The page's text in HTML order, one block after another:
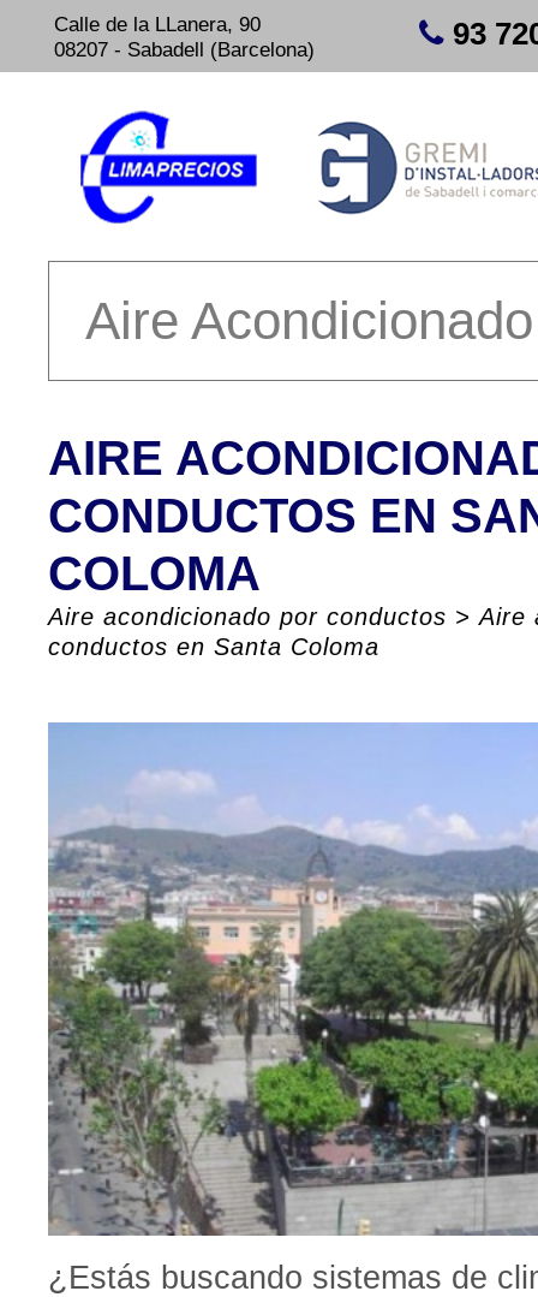
Calle de la LLanera, 90
08207 - Sabadell (Barcelona)
93
AIRE
CONDUCTOS EN
COLOMA
Aire acondicionado por conductos >Aire
conductos en Santa Coloma
¿Estás buscando sistemas de